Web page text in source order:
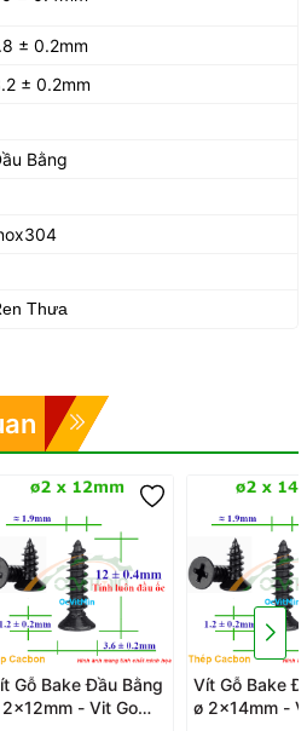
± 0.2mm
± 0.2mm
Bằng
Thưa
Gỗ Bake Đầu Bằng
- Vit Go
Vít Gỗ Bake
ø 2x14mm -